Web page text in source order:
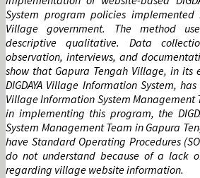
System program policies
Village government. The method
descriptive qualitative. Data
observation, interviews, and
show that Gapura Tengah Village, in its
DIGDAYA Village Information System, has
Village Information System Management
in implementing this program, the
System Management Team in Gapura
have Standard Operating Procedures
do not understand because of a lack
regarding village website information.